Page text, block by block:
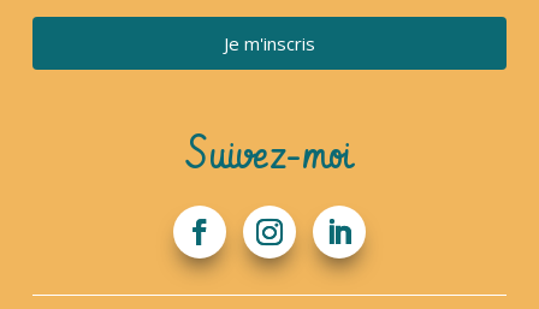
Je m'inscris
Suivez-moi